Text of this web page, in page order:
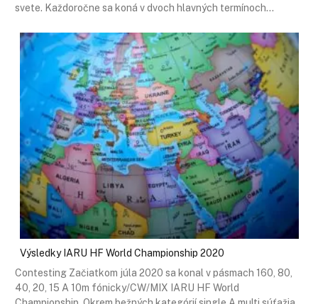
svete. Každoročne sa koná v dvoch hlavných termínoch…
Výsledky IARU HF World Championship 2020
Contesting Začiatkom júla 2020 sa konal v pásmach 160, 80,
40, 20, 15 A 10m fónicky/CW/MIX IARU HF World